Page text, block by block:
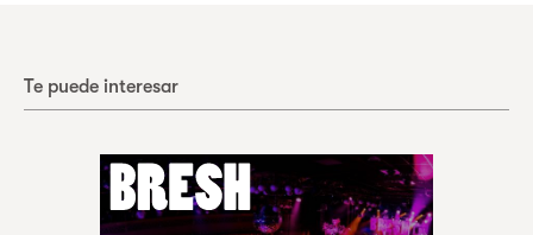
Te puede interesar